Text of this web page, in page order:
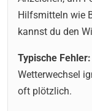
Hilfsmitteln wie
kannst du den
Typische Fehler:
Wetterwechsel
oft plötzlich.